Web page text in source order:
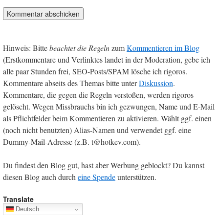
Hinweis: Bittebeachtet die RegelnzumKommentieren im Blog
(Erstkommentare und Verlinktes landet in der Moderation, gebe ich
alle paar Stunden frei, SEO-Posts/SPAM lösche ich rigoros.
Kommentare abseits des Themas bitte unterDiskussion.
Kommentare, die gegen die Regeln verstoßen, werden rigoros
gelöscht. Wegen Missbrauchs bin ich gezwungen, Name und E-Mail
als Pflichtfelder beim Kommentieren zu aktivieren. Wählt ggf. einen
(noch nicht benutzten) Alias-Namen und verwendet ggf. eine
Dummy-Mail-Adresse (z.B. t@hotkev.com).
Du findest den Blog gut, hast aber Werbung geblockt? Du kannst
diesen Blog auch durcheine Spendeunterstützen.
Translate
Deutsch